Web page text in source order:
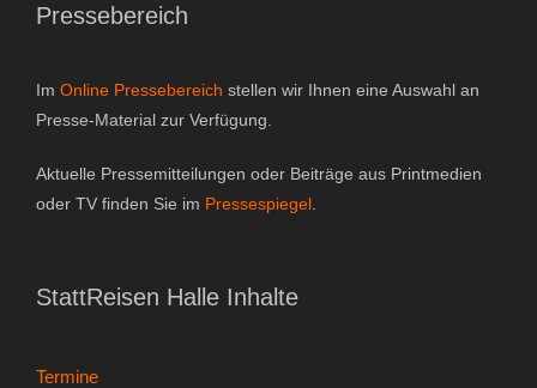
Pressebereich
Im Online Pressebereich stellen wir Ihnen eine Auswahl an
Presse-Material zur Verfügung.
Aktuelle Pressemitteilungen oder Beiträge aus Printmedien
oder TV finden Sie im Pressespiegel
StattReisen Halle Inhalte
Termine